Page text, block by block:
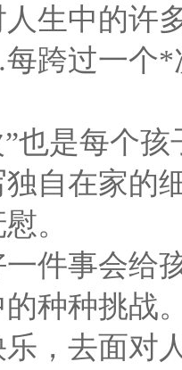
生中的许
跨过一个*
也是每个
自在家的
。
件事会给
种种挑战
，去面对